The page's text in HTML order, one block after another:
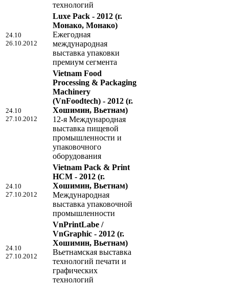
технологий
24.10
26.10.2012
Luxe Pack - 2012 (г.
Монако, Монако)
Ежегодная
международная
выставка упаковки
премиум сегмента
24.10
27.10.2012
Vietnam Food
Processing & Packaging
Machinery
(VnFoodtech) - 2012 (г.
Хошимин, Вьетнам)
12-я Международная
выставка пищевой
промышленности и
упаковочного
оборудования
24.10
27.10.2012
Vietnam Pack & Print
HCM - 2012 (г.
Хошимин, Вьетнам)
Международная
выставка упаковочной
промышленности
24.10
27.10.2012
VnPrintLabe /
VnGraphic - 2012 (г.
Хошимин, Вьетнам)
Вьетнамская выставка
технологий печати и
графических
технологий